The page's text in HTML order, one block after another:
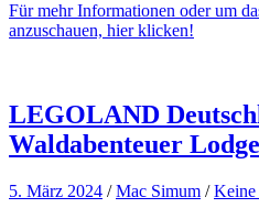
Für mehr Informationen oder um
anzuschauen, hier klicken!
LEGOLAND
Waldabenteuer
5. März 2024 /Mac Simum /Keine